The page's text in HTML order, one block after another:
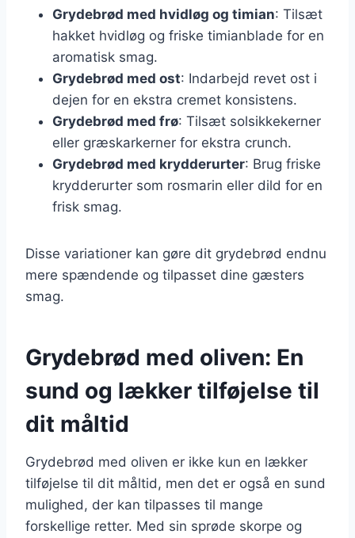
Grydebrød med hvidløg og timian: Tilsæt
hakket hvidløg og friske timianblade for en
aromatisk smag.
Grydebrød med ost: Indarbejd revet ost i
dejen for en ekstra cremet konsistens.
Grydebrød med frø: Tilsæt solsikkekerner
eller græskarkerner for ekstra crunch.
Grydebrød med krydderurter: Brug friske
krydderurter som rosmarin eller dild for en
frisk smag.
Disse variationer kan gøre dit grydebrød endnu
mere spændende og tilpasset dine gæsters
smag.
Grydebrød med oliven: En
sund og lækker tilføjelse til
dit måltid
Grydebrød med oliven er ikke kun en lækker
tilføjelse til dit måltid, men det er også en sund
mulighed, der kan tilpasses til mange
forskellige retter. Med sin sprøde skorpe og